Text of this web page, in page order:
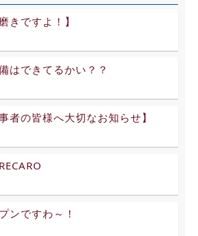
きですよ！】
はできてるかい？？
者の皆様へ大切なお知らせ】
ンですわ～！